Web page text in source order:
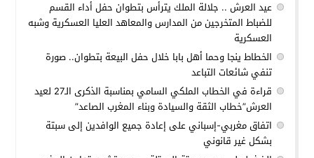
عيد العرش .. جلالة الملك يترأس بتطوان حفل أداء القسم
للضباط المتخرجين من المدارس والمعاهد العليا العسكرية وشبه
العسكرية
الخطاط ينجا وحما أهل بابا خلال حفل البيعة بتطوان.. صورة
تنفي شائعات التباعد
قراءة في الخطاب الملكي السامي بمناسبة الذكرى الـ27 لعيد
العرش”خطاب الثقة والسيادة وبناء المغرب الصاعد”
اتفاق مغربي-إسباني على إعادة جميع الوافدين إلى سبتة
بشكل غير قانوني